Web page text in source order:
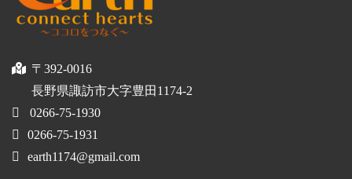
〒392-0016
長野県諏訪市大字豊田1174-2
0266-75-1930
0266-75-1931
earth1174@gmail.com